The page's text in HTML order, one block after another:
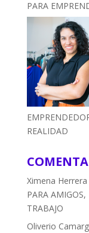
PARA
REALIDAD
Ximena Herrera
PARA
TRABAJO
Oliverio